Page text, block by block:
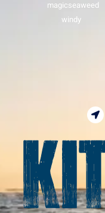
magicseaweed
windy